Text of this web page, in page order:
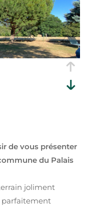
de vous présenter
du Palais
joliment
parfaitement